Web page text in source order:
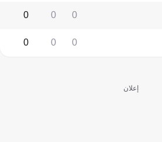
0
0
0
0
0
0
إعلان